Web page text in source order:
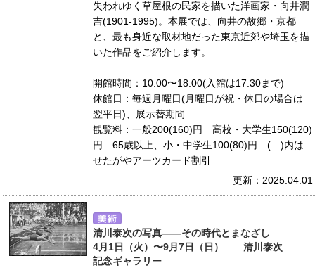
失われゆく草屋根の民家を描いた洋画家・向井潤
吉(1901-1995)。本展では、向井の故郷・京都
と、最も身近な取材地だった東京近郊や埼玉を描
いた作品をご紹介します。
開館時間：10:00〜18:00(入館は17:30まで)
休館日：毎週月曜日(月曜日が祝・休日の場合は
翌平日)、展示替期間
観覧料：一般200(160)円 高校・大学生150(120)
円 65歳以上、小・中学生100(80)円 ( )内は
せたがやアーツカード割引
更新：2025.04.01
清川泰次の写真――その時代とまなざし
4月1日（火）〜9月7日（日） 清川泰次
記念ギャラリー